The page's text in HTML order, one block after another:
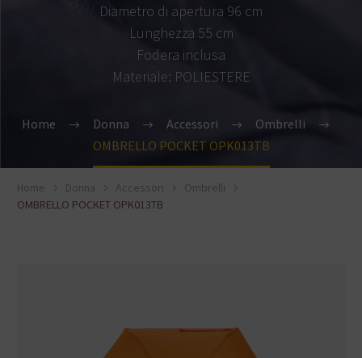
Diametro di apertura 96 cm
Lunghezza 55 cm
Fodera inclusa
Materiale: POLIESTERE
Home Donna Accessori
Ombrelli
OMBRELLO POCKET OPK013TB
Home Donna Accessori
Ombrelli
OMBRELLO POCKET OPK013TB